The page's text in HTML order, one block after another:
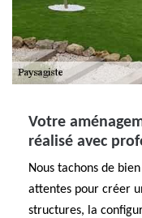
Votre
réalisé avec
Nous tachons de
attentes pour créer
structures, la